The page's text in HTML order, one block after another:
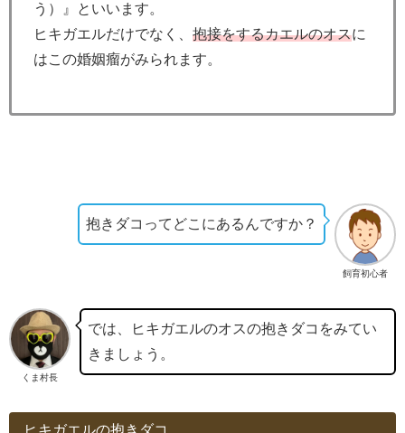
う）』といいます。
ヒキガエルだけでなく、 抱接をするカエルのオスに
はこの婚姻瘤がみられます。
飼育初心者
抱きダコってどこにあるんですか？
くま村長
では、ヒキガエルのオスの抱きダコをみてい
きましょう。
ヒキガエルの抱きダコ